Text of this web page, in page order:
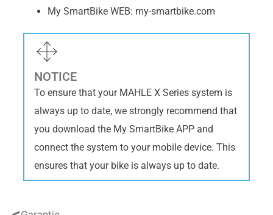
My SmartBike WEB: my-smartbike.com
NOTICE
To ensure that your MAHLE X Series system is
always up to date, we strongly recommend that
you download the My SmartBike APP and
connect the system to your mobile device. This
ensures that your bike is always up to date.